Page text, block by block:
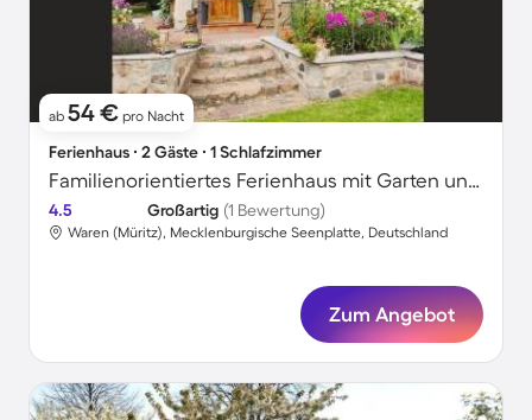
ab 54 € pro Nacht
Ferienhaus ∙ 2 Gäste ∙ 1 Schlafzimmer
Familienorientiertes Ferienhaus mit Garten und Grill
4.5 Großartig (1 Bewertung)
Waren (Müritz), Mecklenburgische Seenplatte, Deutschland
Zum Angebot